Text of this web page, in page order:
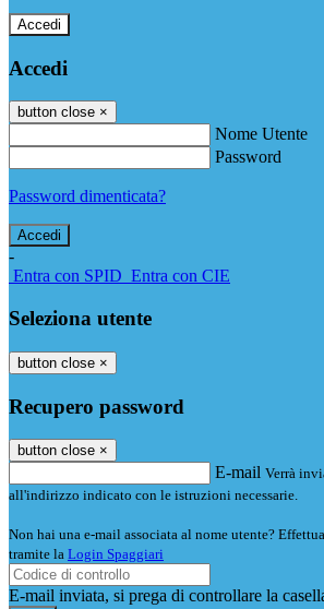
Accedi
Accedi
button close ×
Nome Utente
Password
Password dimenticata?
-
Entra con SPID Entra con CIE
Seleziona utente
button close ×
Recupero password
button close ×
E-mail Verrà
all'indirizzo indicato con le istruzioni necessarie.
Non hai una e-mail associata al nome utente?
tramite la Login Spaggiari
E-mail inviata, si prega di controllare la